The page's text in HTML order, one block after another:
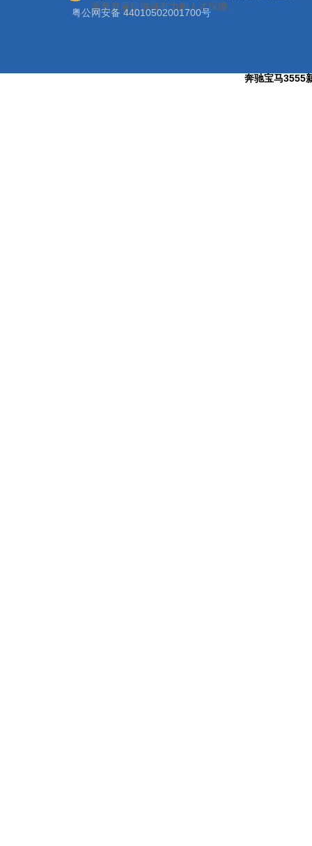
质量发展提供强有力的人才保障。
粤公网安备 44010502001700号
奔驰宝马3555